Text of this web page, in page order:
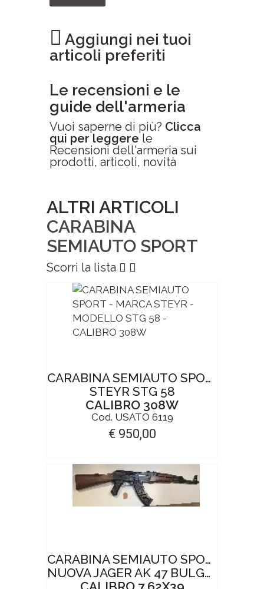
Aggiungi nei tuoi
articoli preferiti
Le recensioni e le
guide dell'armeria
Vuoi saperne di più? Clicca
qui per leggere le
Recensioni dell'armeria sui
prodotti, articoli, novità
ALTRI ARTICOLI
CARABINA
SEMIAUTO SPORT
Scorri la lista
CARABINA SEMIAUTO SPORT
STEYR STG 58
CALIBRO 308W
Cod. USATO 6119
€ 950,00
CARABINA SEMIAUTO SPORT
NUOVA JAGER AK 47 BULGARIA